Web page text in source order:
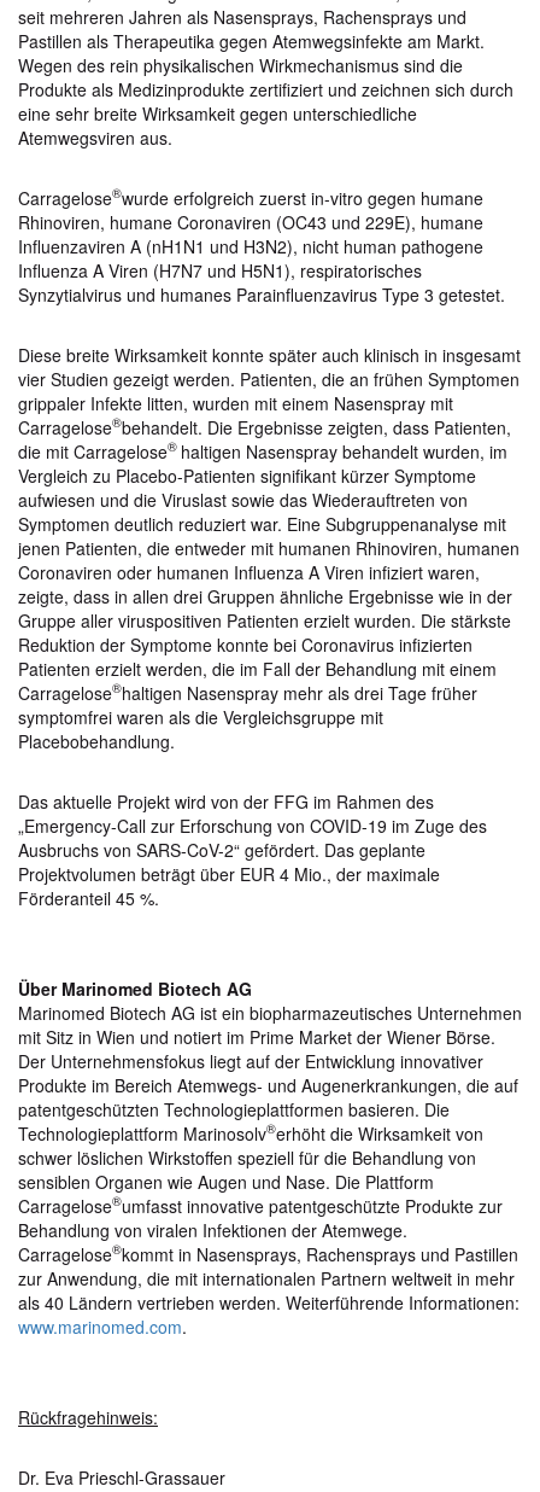
seit mehreren Jahren als Nasensprays, Rachensprays und
Pastillen als Therapeutika gegen Atemwegsinfekte am Markt.
Wegen des rein physikalischen Wirkmechanismus sind die
Produkte als Medizinprodukte zertifiziert und zeichnen sich durch
eine sehr breite Wirksamkeit gegen unterschiedliche
Atemwegsviren aus.
Carragelose®wurde erfolgreich zuerst in-vitro gegen humane
Rhinoviren, humane Coronaviren (OC43 und 229E), humane
Influenzaviren A (nH1N1 und H3N2), nicht human pathogene
Influenza A Viren (H7N7 und H5N1), respiratorisches
Synzytialvirus und humanes Parainfluenzavirus Type 3 getestet.
Diese breite Wirksamkeit konnte später auch klinisch in insgesamt
vier Studien gezeigt werden. Patienten, die an frühen Symptomen
grippaler Infekte litten, wurden mit einem Nasenspray mit
Carragelose®behandelt. Die Ergebnisse zeigten, dass Patienten,
die mit Carragelose® haltigen Nasenspray behandelt wurden, im
Vergleich zu Placebo-Patienten signifikant kürzer Symptome
aufwiesen und die Viruslast sowie das Wiederauftreten von
Symptomen deutlich reduziert war. Eine Subgruppenanalyse mit
jenen Patienten, die entweder mit humanen Rhinoviren, humanen
Coronaviren oder humanen Influenza A Viren infiziert waren,
zeigte, dass in allen drei Gruppen ähnliche Ergebnisse wie in der
Gruppe aller viruspositiven Patienten erzielt wurden. Die stärkste
Reduktion der Symptome konnte bei Coronavirus infizierten
Patienten erzielt werden, die im Fall der Behandlung mit einem
Carragelose®haltigen Nasenspray mehr als drei Tage früher
symptomfrei waren als die Vergleichsgruppe mit
Placebobehandlung.
Das aktuelle Projekt wird von der FFG im Rahmen des
„Emergency-Call zur Erforschung von COVID-19 im Zuge des
Ausbruchs von SARS-CoV-2“ gefördert. Das geplante
Projektvolumen beträgt über EUR 4 Mio., der maximale
Förderanteil 45 %.
Über Marinomed Biotech AG
Marinomed Biotech AG ist ein biopharmazeutisches Unternehmen
mit Sitz in Wien und notiert im Prime Market der Wiener Börse.
Der Unternehmensfokus liegt auf der Entwicklung innovativer
Produkte im Bereich Atemwegs- und Augenerkrankungen, die auf
patentgeschützten Technologieplattformen basieren. Die
Technologieplattform Marinosolv®erhöht die Wirksamkeit von
schwer löslichen Wirkstoffen speziell für die Behandlung von
sensiblen Organen wie Augen und Nase. Die Plattform
Carragelose®umfasst innovative patentgeschützte Produkte zur
Behandlung von viralen Infektionen der Atemwege.
Carragelose®kommt in Nasensprays, Rachensprays und Pastillen
zur Anwendung, die mit internationalen Partnern weltweit in mehr
als 40 Ländern vertrieben werden. Weiterführende Informationen:
www.marinomed.com.
Rückfragehinweis:
Dr. Eva Prieschl-Grassauer